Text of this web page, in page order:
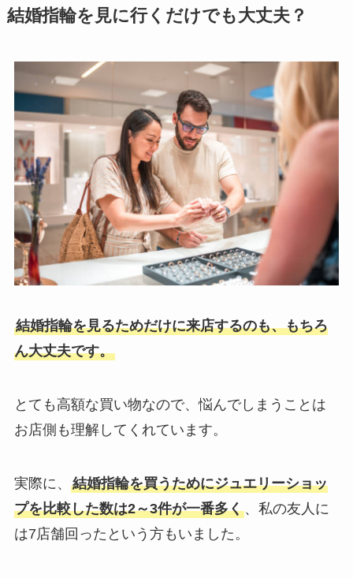
結婚指輪を見に行くだけでも大丈夫？
結婚指輪を見るためだけに来店するのも、もちろ
ん大丈夫です。
とても高額な買い物なので、悩んでしまうことは
お店側も理解してくれています。
実際に、 結婚指輪を買うためにジュエリーショッ
プを比較した数は2～3件が一番多く、私の友人に
は7店舗回ったという方もいました。